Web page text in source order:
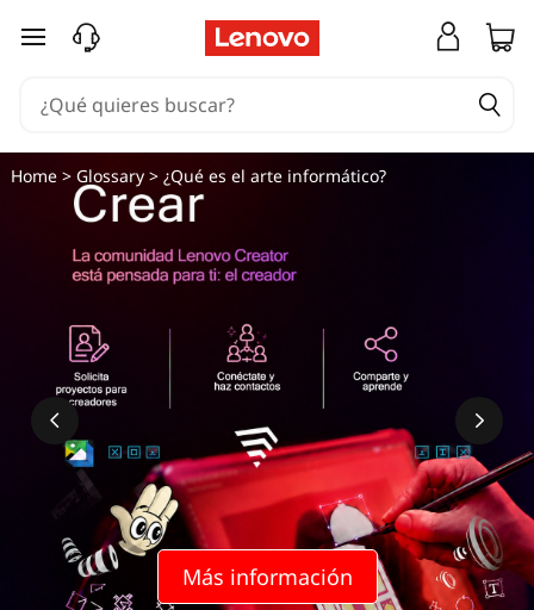
é
Ir al contenido principal
Más información
Home> Glossary> ¿Qué es el arte informático?